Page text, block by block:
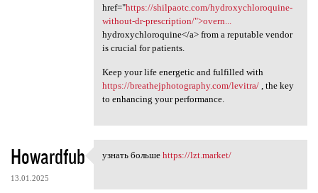
href="https://shilpaotc.com/hydroxychloroquine-
without-dr-prescription/">overn...
hydroxychloroquine</a> from a reputable vendor
is crucial for patients.
Keep your life energetic and fulfilled with
https://breathejphotography.com/levitra/, the key
to enhancing your performance.
Howardfub
13.01.2025
узнать больше https://lzt
узнать больше https://lzt.market/